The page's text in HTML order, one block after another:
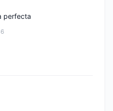
perfecta